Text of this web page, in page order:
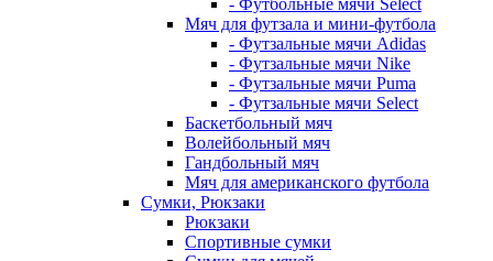
- Футбольные мячи Select
Мяч для футзала и мини-футбола
- Футзальные мячи Adidas
- Футзальные мячи Nike
- Футзальные мячи Puma
- Футзальные мячи Select
Баскетбольный мяч
Волейбольный мяч
Гандбольный мяч
Мяч для американского футбола
Сумки, Рюкзаки
Рюкзаки
Спортивные сумки